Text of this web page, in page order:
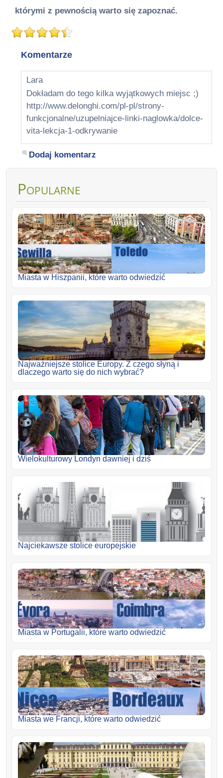
którymi z pewnością warto się zapoznać.
Komentarze
Lara
Dokładam do tego kilka wyjątkowych miejsc ;)
http://www.delonghi.com/pl-pl/strony-
funkcjonalne/uzupelniajce-linki-naglowka/dolce-
vita-lekcja-1-odkrywanie
Dodaj komentarz
Popularne
Miasta w Hiszpanii, które warto odwiedzić
Najważniejsze stolice Europy. Z czego słyną i
dlaczego warto się do nich wybrać?
Wielokulturowy Londyn dawniej i dziś
Najciekawsze stolice europejskie
Miasta w Portugalii, które warto odwiedzić
Miasta we Francji, które warto odwiedzić